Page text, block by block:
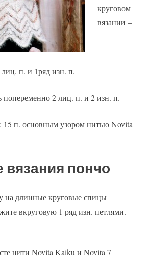
круговом
вязании –
п. и 1ряд изн. п.
попеременно 2 лиц. п. и 2 изн. п.
15 п. основным узором нитью Novita
вязания пончо
на длинные круговые спицы
вкруговую 1 ряд изн. петлями.
нити Novita Kaiku и Novita 7